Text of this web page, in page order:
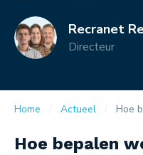
Recranet
Directeur
Home Actueel Hoe
Hoe bepalen